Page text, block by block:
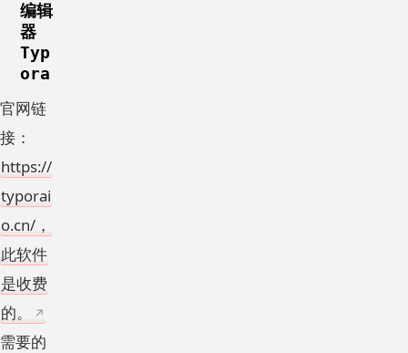
编辑
器
Typ
ora
官网链
接：
https://
typorai
o.cn/，
此软件
是收费
的。
需要的